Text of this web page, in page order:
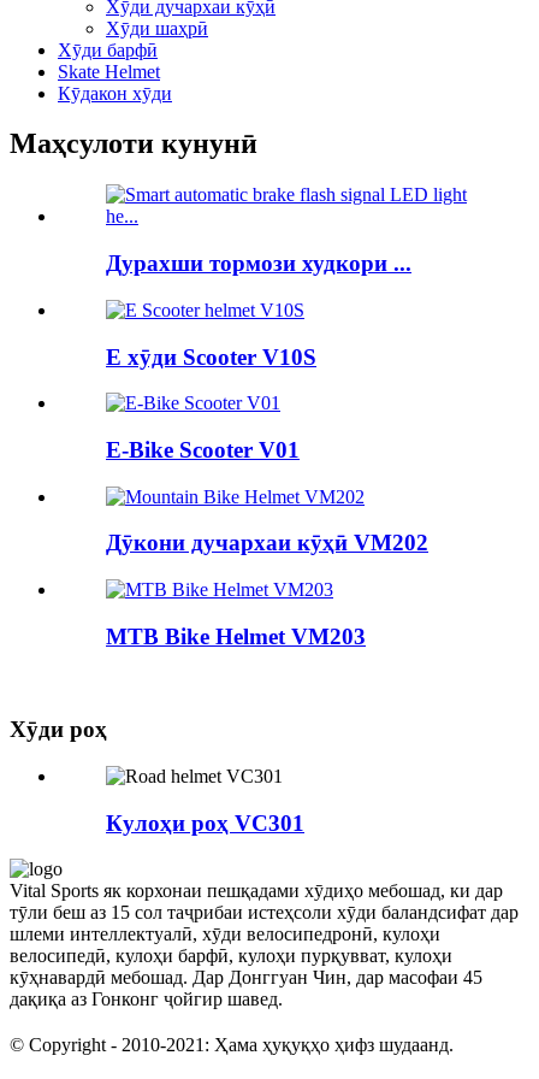
Хӯди дучархаи кӯҳӣ
Хӯди шаҳрӣ
Хӯди барфӣ
Skate Helmet
Кӯдакон хӯди
Маҳсулоти кунунӣ
Дурахши тормози худкори ...
E хӯди Scooter V10S
E-Bike Scooter V01
Дӯкони дучархаи кӯҳӣ VM202
MTB Bike Helmet VM203
Хӯди роҳ
Кулоҳи роҳ VC301
Vital Sports як корхонаи пешқадами хӯдиҳо мебошад, ки дар
тӯли беш аз 15 сол таҷрибаи истеҳсоли хӯди баландсифат дар
шлеми интеллектуалӣ, хӯди велосипедронӣ, кулоҳи
велосипедӣ, кулоҳи барфӣ, кулоҳи пурқувват, кулоҳи
кӯҳнавардӣ мебошад. Дар Донггуан Чин, дар масофаи 45
дақиқа аз Гонконг ҷойгир шавед.
© Copyright - 2010-2021: Ҳама ҳуқуқҳо ҳифз шудаанд.